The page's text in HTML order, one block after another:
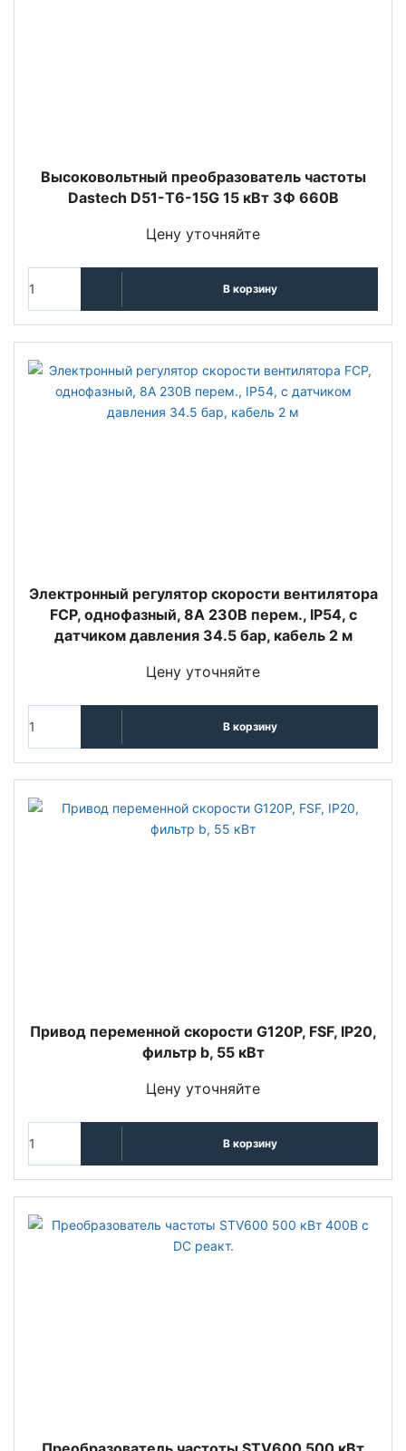
Высоковольтный преобразователь частоты
Dastech D51-T6-15G 15 кВт 3Ф 660В
Цену уточняйте
В корзину
Электронный регулятор скорости вентилятора
FCP, однофазный, 8А 230В перем., IP54, с
датчиком давления 34.5 бар, кабель 2 м
Цену уточняйте
В корзину
Привод переменной скорости G120P, FSF, IP20,
фильтр b, 55 кВт
Цену уточняйте
В корзину